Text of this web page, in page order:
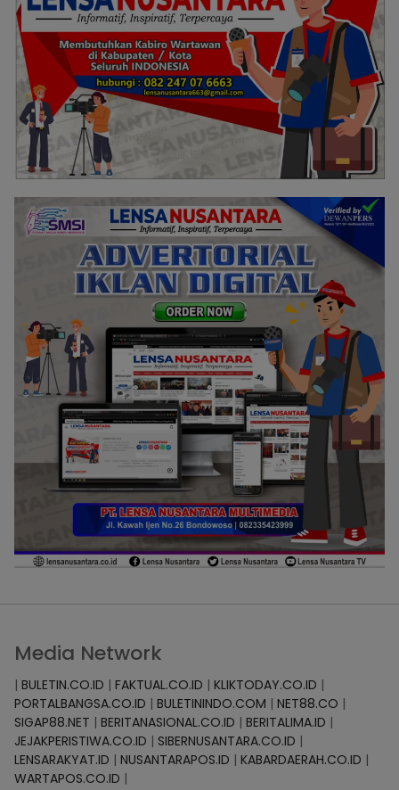
Media Network
| BULETIN.CO.ID | FAKTUAL.CO.ID | KLIKTODAY.CO.ID |
PORTALBANGSA.CO.ID | BULETININDO.COM | NET88.CO |
SIGAP88.NET | BERITANASIONAL.CO.ID | BERITALIMA.ID |
JEJAKPERISTIWA.CO.ID | SIBERNUSANTARA.CO.ID |
LENSARAKYAT.ID | NUSANTARAPOS.ID | KABARDAERAH.CO.ID |
WARTAPOS.CO.ID |